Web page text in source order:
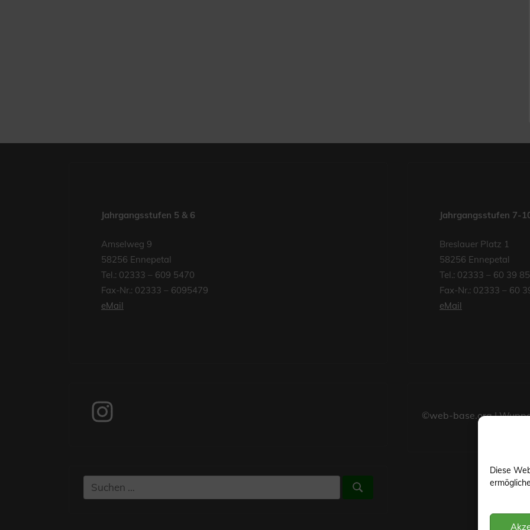
Diese
Jahrgangsstufen 5 & 6
Amselweg 9
58256 Ennepetal
Tel.: 02333 – 609 5470
Fax-Nr.: 02333 – 6095479
eMail
Instagram
Suchen
nach:
Suchen
Jahrgangsstufen 7-
Breslauer Platz 1
58256 Ennepetal
Tel.: 02333 – 60 39
Fax-Nr.: 02333 – 60
eMail
©web-base.org |